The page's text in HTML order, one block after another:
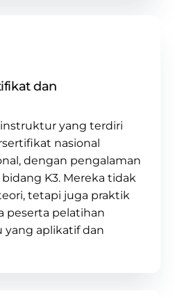
dan
yang terdiri
nasional
dengan pengalaman
bidang K3. Mereka tidak
tetapi juga praktik
peserta pelatihan
aplikatif dan